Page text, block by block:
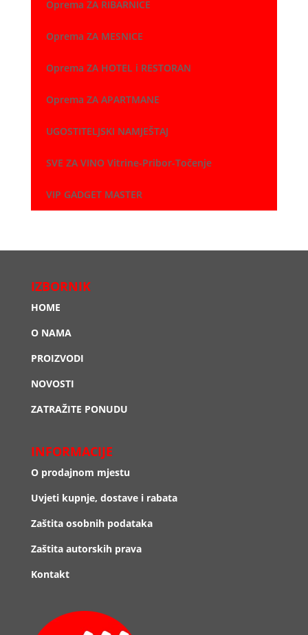
Oprema ZA RIBARNICE
Oprema ZA MESNICE
Oprema ZA HOTEL i RESTORAN
Oprema ZA APARTMANE
UGOSTITELJSKI NAMJEŠTAJ
SVE ZA VINO Vitrine-Pribor-Točenje
VIP GADGET MASTER
IZBORNIK
HOME
O NAMA
PROIZVODI
NOVOSTI
ZATRAŽITE PONUDU
INFORMACIJE
O prodajnom mjestu
Uvjeti kupnje, dostave i rabata
Zaštita osobnih podataka
Zaštita autorskih prava
Kontakt